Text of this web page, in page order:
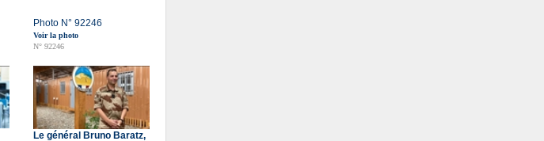
Photo N° 92246
Voir la photo
N° 92246
Le général Bruno Baratz,